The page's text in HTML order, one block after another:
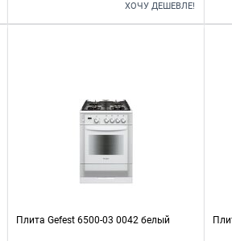
ХОЧУ ДЕШЕВЛЕ!
Плита Gefest 6500-03 0042 белый